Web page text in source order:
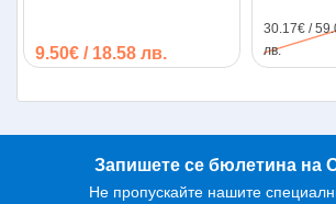
9.50€ / 18.58 лв.
30.17€ /
лв.
Запишете се бюлетина на
Не пропускайте нашите